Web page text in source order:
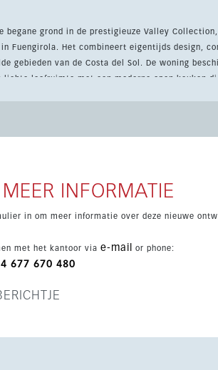
begane grond in de prestigieuze Valley
in Fuengirola. Het combineert eigentijds design,
de Costa del Sol. De woning beschikt over 2
lichte leefruimte met een moderne open keuken
INFORMATIE
in om meer informatie over deze nieuwe
met het kantoor via e-mail or phone:
677 670 480